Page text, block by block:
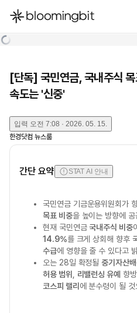
한국어
[단독] 국민연금, 국내주식
속도는 '신중'
입력 오전 7:08 · 2026. 05. 15.
한경닷컴 뉴스룸
간단 요약 STAT AI 안내
국민연금 기금운용위원회가
목표 비중을 높이는 방향에
현재 국민연금국내주식 비중
14.9%를 크게 상회해 향후
수급에 영향을 줄 수 있다고
오는 28일 확정될중기자산
허용 범위
리밸런싱 유예 향
코스피 랠리 에 분수령이 될